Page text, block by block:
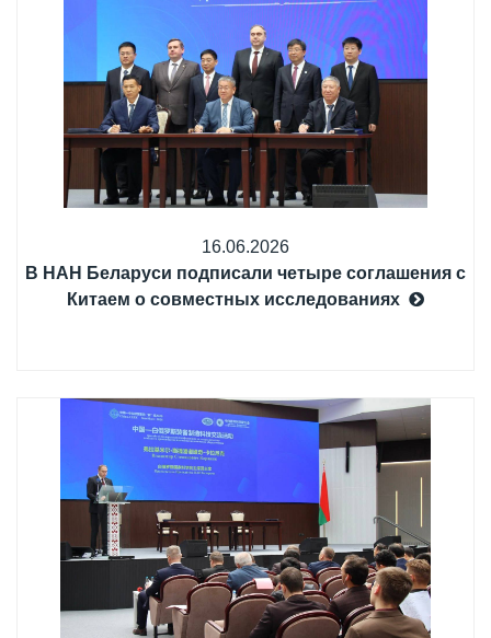
16.06.2026
В НАН Беларуси подписали четыре соглашения с
Китаем о совместных исследованиях